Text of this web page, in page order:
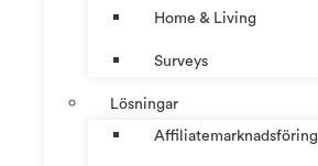
Home & Living
Surveys
Lösningar
Affiliatemarknadsföring